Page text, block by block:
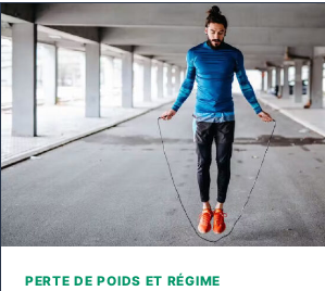
PERTE DE POIDS ET RÉGIME